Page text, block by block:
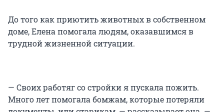
До того как приютить животных в собственном
доме, Елена помогала людям, оказавшимся в
трудной жизненной ситуации.
— Своих работяг со стройки я пускала пожить.
Много лет помогала бомжам, которые потеряли